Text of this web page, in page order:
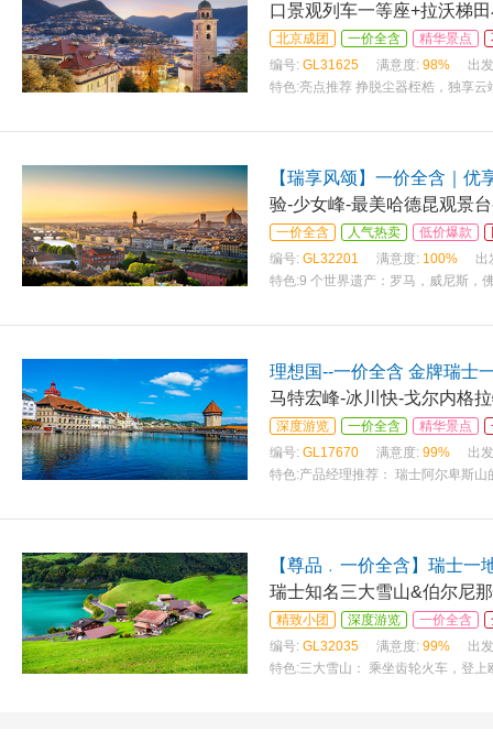
口景观列车一等座+拉沃梯
北京成团 一价全含 精华景点
编号: GL31625 满意度: 98%
出
特色:亮点推荐 挣脱尘器桎梏，独享
【瑞享风颂】一价全含｜优
验-少女峰-最美哈德昆观景
一价全含 人气热卖 低价爆款
编号: GL32201 满意度: 100%
出
特色:9 个世界遗产：罗马，威尼斯，
理想国--一价全含 金牌瑞士
马特宏峰-冰川快-戈尔内格
深度游览 一价全含 精华景点
编号: GL17670 满意度: 99%
出
特色:产品经理推荐： 瑞士阿尔卑斯
【尊品﹒一价全含】瑞士一
瑞士知名三大雪山&伯尔尼
精致小团 深度游览 一价全含
编号: GL32035 满意度: 99%
出
特色:三大雪山： 乘坐齿轮火车，登